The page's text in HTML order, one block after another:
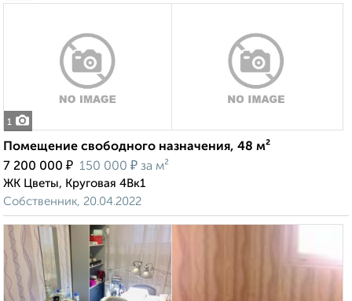
1
Помещение свободного назначения, 48 м²
7 200 000 ₽ 150 000 ₽ за м²
ЖК Цветы, Круговая 4Вк1
Собственник, 20.04.2022